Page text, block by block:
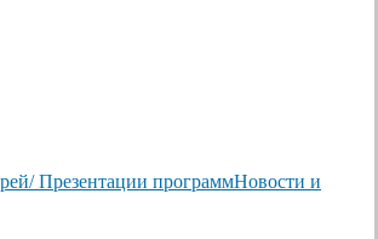
Презентации программНовости и